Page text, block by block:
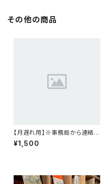
その他の商品
【月遅れ用】※事務局から連絡が
あった方のみ使用※ケアまち実
験室（月額）
¥1,500